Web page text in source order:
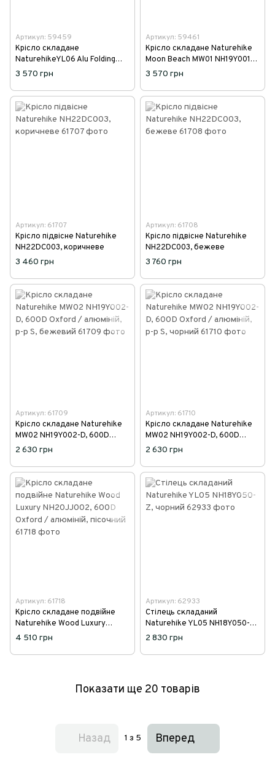
Артикул: 59459
Крісло складане
NaturehikeYL06 Alu Folding
Moon Chair NH18Y060-Z,
3 570 грн
Артикул: 59461
Крісло складане Naturehike
Moon Beach MW01 NH19Y001-
Z, 600D Oxford / алюміній,
3 570 грн
Артикул: 61707
Крісло підвісне Naturehike
NH22DC003, коричневе
3 460 грн
Артикул: 61708
Крісло підвісне Naturehike
NH22DC003, бежеве
3 760 грн
Артикул: 61709
Крісло складане Naturehike
MW02 NH19Y002-D, 600D
Oxford / алюміній, р-р S,
2 630 грн
Артикул: 61710
Крісло складане Naturehike
MW02 NH19Y002-D, 600D
Oxford / алюміній, р-р S,
2 630 грн
Артикул: 61718
Крісло складане подвійне
Naturehike Wood Luxury
NH20JJ002, 600D Oxford /
4 510 грн
Артикул: 62933
Стілець складаний
Naturehike YL05 NH18Y050-Z,
чорний
2 830 грн
Показати ще 20 товарів
Назад 1 з 5 Вперед